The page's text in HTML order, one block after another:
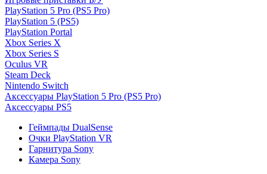
PlayStation 5 Pro (PS5 Pro)
PlayStation 5 (PS5)
PlayStation Portal
Xbox Series X
Xbox Series S
Oculus VR
Steam Deck
Nintendo Switch
Аксессуары PlayStation 5 Pro (PS5 Pro)
Аксессуары PS5
Геймпады DualSense
Очки PlayStation VR
Гарнитура Sony
Камера Sony